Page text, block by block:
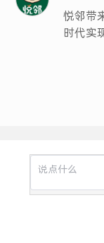
区零
悦邻带
时代实